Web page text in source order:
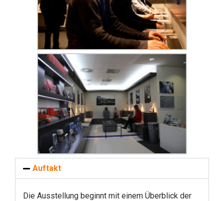
Auftakt
Die Ausstellung beginnt mit einem Überblick der